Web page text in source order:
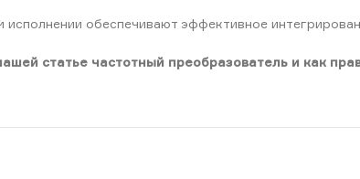
обеспечивают эффективное
статье частотный преобразователь и как